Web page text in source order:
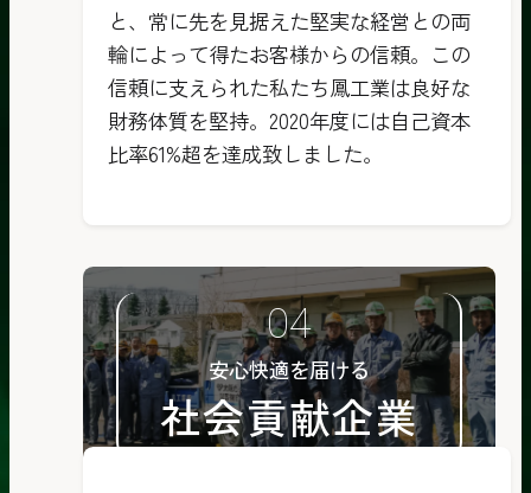
と、常に先を見据えた堅実な経営との両
輪によって得たお客様からの信頼。この
信頼に支えられた私たち鳳工業は良好な
財務体質を堅持。2020年度には自己資本
比率61%超を達成致しました。
安心快適を届ける
社会貢献企業